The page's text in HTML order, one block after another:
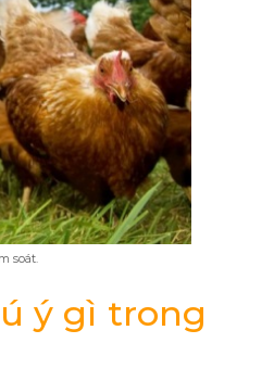
soát.
ý gì trong